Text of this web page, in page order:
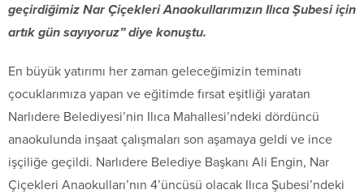
geçirdiğimiz Nar Çiçekleri Anaokullarımızın Ilıca Şubesi için
artık gün sayıyoruz” diye konuştu.
En büyük yatırımı her zaman geleceğimizin teminatı
çocuklarımıza yapan ve eğitimde fırsat eşitliği yaratan
Narlıdere Belediyesi’nin Ilıca Mahallesi’ndeki dördüncü
anaokulunda inşaat çalışmaları son aşamaya geldi ve ince
işçiliğe geçildi. Narlıdere Belediye Başkanı Ali Engin, Nar
Çiçekleri Anaokulları’nın 4’üncüsü olacak Ilıca Şubesi’ndeki